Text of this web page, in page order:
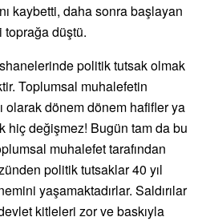
kaybetti, daha sonra başlayan
toprağa düştü.
politik tutsak olmak
Toplumsal muhalefetin
olarak dönem dönem hafifler ya
hiç değişmez! Bugün tam da bu
muhalefet tarafından
politik tutsaklar 40 yıl
yaşamaktadırlar. Saldırılar
kitleleri zor ve baskıyla